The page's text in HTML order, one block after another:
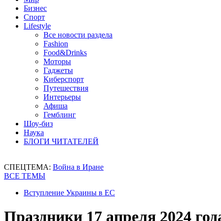
Бизнес
Спорт
Lifestyle
Все новости раздела
Fashion
Food&Drinks
Моторы
Гаджеты
Киберспорт
Путешествия
Интерьеры
Афиша
Гемблинг
Шоу-биз
Наука
БЛОГИ ЧИТАТЕЛЕЙ
СПЕЦТЕМА: Война в Иране
ВСЕ ТЕМЫ
Вступление Украины в ЕС
Праздники 17 апреля 2024